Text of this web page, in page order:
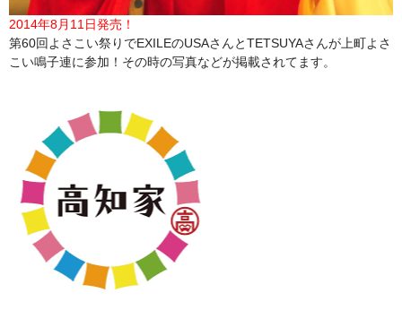
2014年8月11日発売！
第60回よさこい祭りでEXILEのUSAさんとTETSUYAさんが上町よさ
こい鳴子連に参加！その時の写真などが掲載されてます。